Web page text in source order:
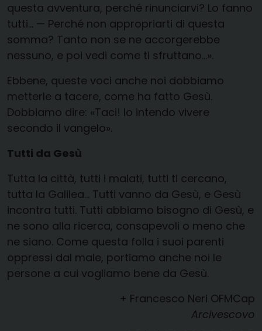
questa avventura, perché rinunciarvi? Lo fanno
tutti… — Perché non appropriarti di questa
somma? Tanto non se ne accorgerebbe
nessuno, e poi vedi come ti sfruttano…».
Ebbene, queste voci anche noi dobbiamo
metterle a tacere, come ha fatto Gesù.
Dobbiamo dire: «Taci! Io intendo vivere
secondo il vangelo».
Tutti da Gesù
Tutta la città, tutti i malati, tutti ti cercano,
tutta la Galilea… Tutti vanno da Gesù, e Gesù
incontra tutti. Tutti abbiamo bisogno di Gesù, e
ne sono alla ricerca, consapevoli o meno che
ne siano. Come questa folla i suoi parenti
oppressi dal male, portiamo anche noi le
persone a cui vogliamo bene da Gesù.
+ Francesco Neri OFMCap
Arcivescovo